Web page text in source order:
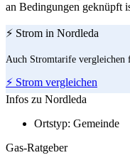
an Bedingungen geknüpft
⚡ Strom in Nordleda
Auch Stromtarife vergleichen
⚡ Strom vergleichen
Infos zu Nordleda
Ortstyp: Gemeinde
Gas-Ratgeber